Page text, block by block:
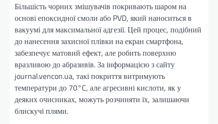
Більшість чорних змішувачів покривають шаром на
основі епоксидної смоли або PVD, який наноситься в
вакуумі для максимальної адгезії. Цей процес, подібний
до нанесення захисної плівки на екран смартфона,
забезпечує матовий ефект, але робить поверхню
вразливою до абразивів. За інформацією з сайту
journal.vencon.ua, такі покриття витримують
температури до 70°C, але агресивні кислоти, як у
деяких очисниках, можуть розчиняти їх, залишаючи
блискучі плями.